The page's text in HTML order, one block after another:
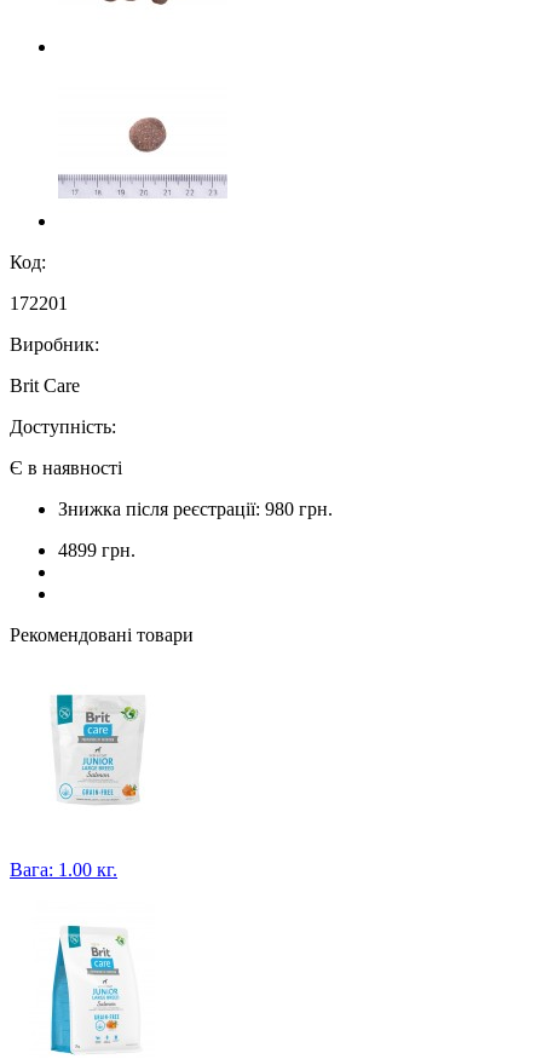
Код:
172201
Виробник:
Brit Care
Доступність:
Є в наявності
Знижка після реєстрації: 980 грн.
4899 грн.
Рекомендовані товари
Вага: 1.00 кг.